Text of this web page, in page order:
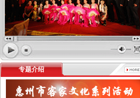
专题介绍